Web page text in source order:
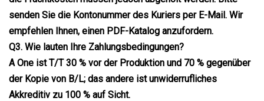
senden Sie die Kontonummer des Kuriers per E-Mail. Wir
empfehlen Ihnen, einen PDF-Katalog anzufordern.
Q3. Wie lauten Ihre Zahlungsbedingungen?
A One ist T/T 30 % vor der Produktion und 70 % gegenüber
der Kopie von B/L; das andere ist unwiderrufliches
Akkreditiv zu 100 % auf Sicht.